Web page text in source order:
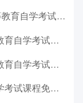
天津招考资讯网：关于高等教育自学考试部分课程...
2026年下半年天津市高等教育自学考试报考须知
2026年上半年天津市高等教育自学考试课程免考申...
2026年天津市高等教育自学考试课程免考工作通知